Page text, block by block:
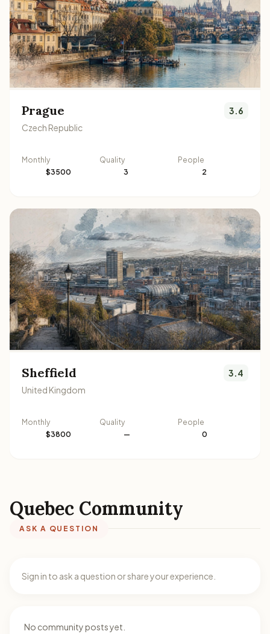
Prague
Czech Republic
3.6
Monthly
$3500
Quality
3
People
2
Sheffield
United Kingdom
3.4
Monthly
$3800
Quality
—
People
0
Quebec Community
ASK A QUESTION
Sign in to ask a question or share your experience.
No community posts yet.